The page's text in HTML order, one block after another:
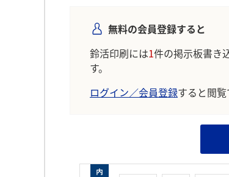
無料の会員登録すると
鈴活印刷には1件の掲示板書き
す。
ログイン／会員登録すると閲覧